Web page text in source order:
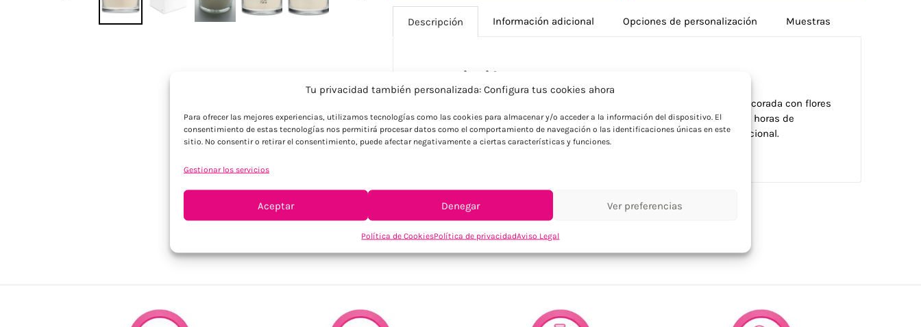
Tu privacidad también personalizada: Configura tus cookies ahora
Para ofrecer las mejores experiencias, utilizamos tecnologías como las cookies para almacenar y/o acceder a la información del dispositivo. El
consentimiento de estas tecnologías nos permitirá procesar datos como el comportamiento de navegación o las identificaciones únicas en este
sitio. No consentir o retirar el consentimiento, puede afectar negativamente a ciertas características y funciones.
Gestionar los servicios
Aceptar Denegar Ver preferencias
Política de CookiesPolítica de privacidadAviso Legal
Descripción Información adicional Opciones de personalización Muestras
Descripción
Vela personalizada de cera vegetal con fragancia a canela y cítricos, decorada con flores
y frutos secos. Presentada en tarro de cristal de 300 g, ofrece hasta 50 horas de
combustión. Ideal para regalos de empresa sostenibles con valor emocional.
SKU:MO2078-06
Categorías:Decoración,Hogar,Velas personalizadas